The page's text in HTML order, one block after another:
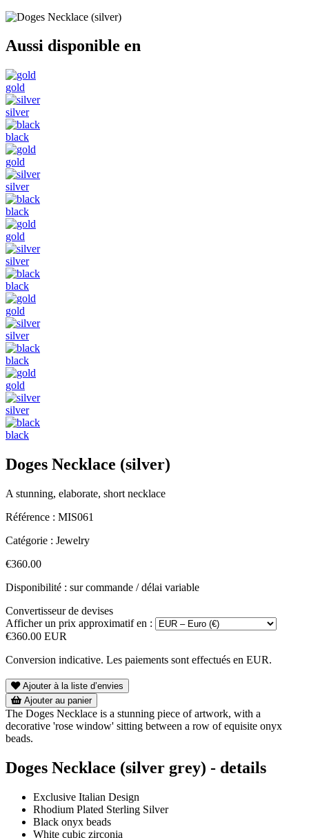
Aussi disponible en
gold
silver
black
gold
silver
black
gold
silver
black
gold
silver
black
gold
silver
black
Doges Necklace (silver)
A stunning, elaborate, short necklace
Référence : MIS061
Catégorie : Jewelry
€360.00
Disponibilité : sur commande / délai variable
Convertisseur de devises
Afficher un prix approximatif en :
€360.00 EUR
Conversion indicative. Les paiements sont effectués en EUR.
Ajouter à la liste d’envies
Ajouter au panier
The Doges Necklace is a stunning piece of artwork, with a
decorative 'rose window' sitting between a row of equisite onyx
beads.
Doges Necklace (silver grey) - details
Exclusive Italian Design
Rhodium Plated Sterling Silver
Black onyx beads
White cubic zirconia